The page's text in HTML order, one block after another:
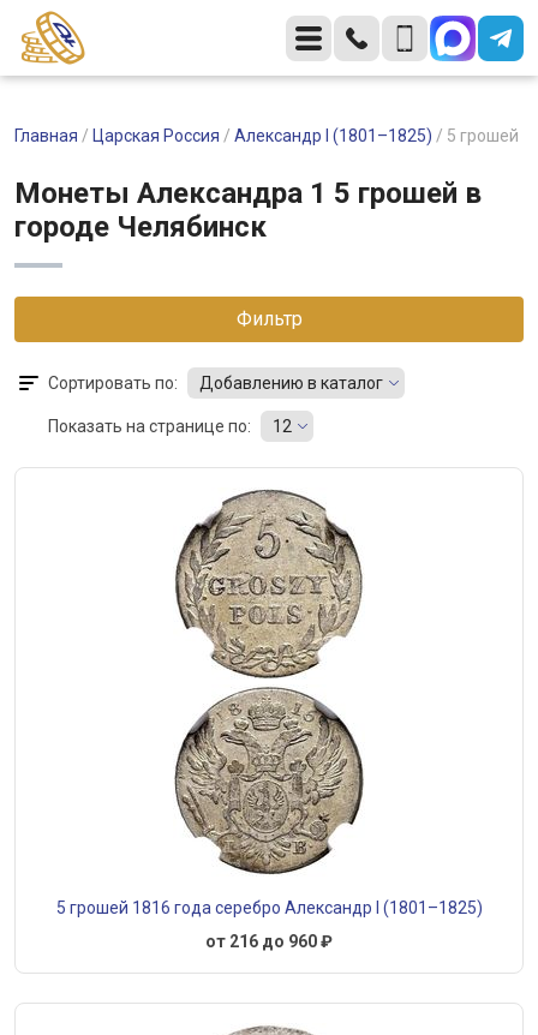
Главная / Царская Россия / Александр I (1801–1825) / 5 грошей
Монеты Александра 1 5 грошей в
городе Челябинск
Фильтр
Сортировать по: Добавлению в каталог
Показать на странице по: 12
5 грошей 1816 года серебро Александр I (1801–1825)
от 216 до 960 ₽